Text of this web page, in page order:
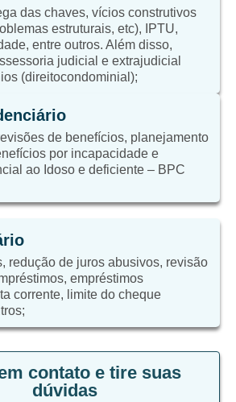
das chaves, vícios construtivos
estruturais, etc), IPTU,
entre outros. Além disso,
judicial e extrajudicial
(direitocondominial);
de benefícios, planejamento
por incapacidade e
ao Idoso e deficiente – BPC
redução de juros abusivos, revisão
empréstimos
corrente, limite do cheque
contato e tire suas
dúvidas